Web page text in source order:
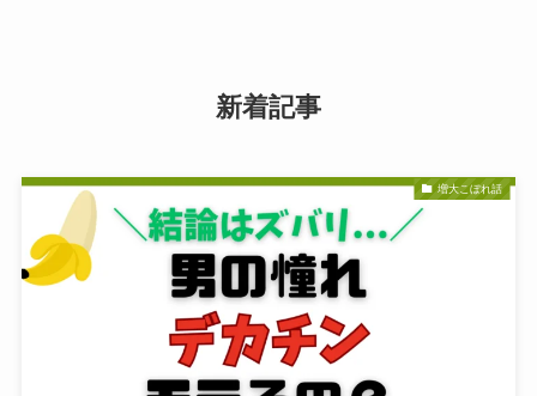
新着記事
増大こぼれ話